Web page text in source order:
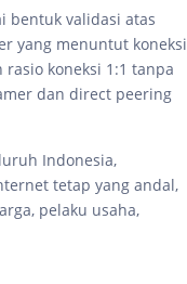
bentuk validasi atas
yang menuntut koneksi
koneksi 1:1 tanpa
dan direct peering
Indonesia,
tetap yang andal,
pelaku usaha,